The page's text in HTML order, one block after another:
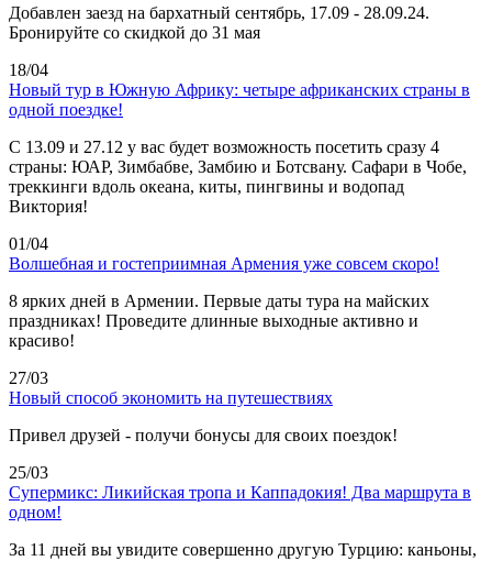
Добавлен заезд на бархатный сентябрь, 17.09 - 28.09.24.
Бронируйте со скидкой до 31 мая
18/04
Новый тур в Южную Африку: четыре африканских страны в
одной поездке!
C 13.09 и 27.12 у вас будет возможность посетить сразу 4
страны: ЮАР, Зимбабве, Замбию и Ботсвану. Сафари в Чобе,
треккинги вдоль океана, киты, пингвины и водопад
Виктория!
01/04
Волшебная и гостеприимная Армения уже совсем скоро!
8 ярких дней в Армении. Первые даты тура на майских
праздниках! Проведите длинные выходные активно и
красиво!
27/03
Новый способ экономить на путешествиях
Привел друзей - получи бонусы для своих поездок!
25/03
Супермикс: Ликийская тропа и Каппадокия! Два маршрута в
одном!
За 11 дней вы увидите совершенно другую Турцию: каньоны,